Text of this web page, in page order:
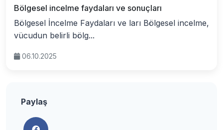
Bölgesel incelme faydaları ve sonuçları
Bölgesel İncelme Faydaları ve ları Bölgesel incelme,
vücudun belirli bölg...
06.10.2025
Paylaş